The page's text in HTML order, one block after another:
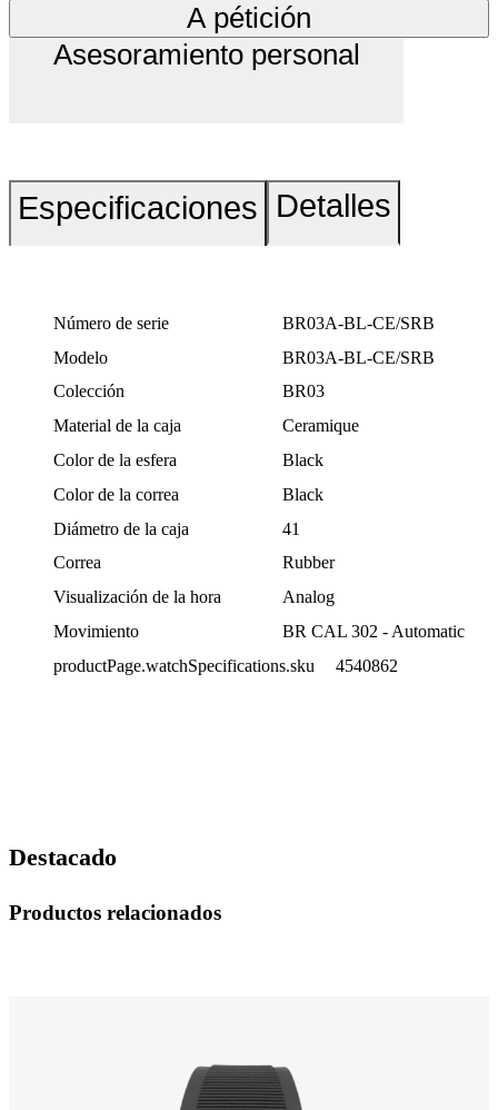
A pétición
Asesoramiento personal
Especificaciones Detalles
Número de serie
BR03A-BL-CE/SRB
Modelo
BR03A-BL-CE/SRB
Colección
BR03
Material de la caja
Ceramique
Color de la esfera
Black
Color de la correa
Black
Diámetro de la caja
41
Correa
Rubber
Visualización de la hora
Analog
Movimiento
BR CAL 302 - Automatic
productPage.watchSpecifications.sku
4540862
Destacado
Productos relacionados